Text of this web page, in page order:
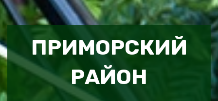
ПРИМОРСКИЙ
РАЙОН